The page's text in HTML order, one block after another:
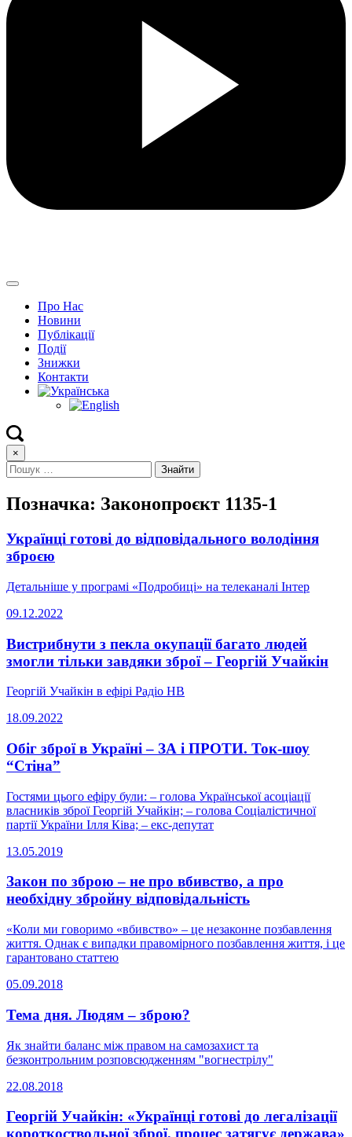
Про Нас
Новини
Публікації
Події
Знижки
Контакти
×
Позначка: Законопроєкт 1135-1
Українці готові до відповідального володіння
зброєю
Детальніше у програмі «Подробиці» на телеканалі Інтер
09.12.2022
Вистрибнути з пекла окупації багато людей
змогли тільки завдяки зброї – Георгій Учайкін
Георгій Учайкін в ефірі Радіо НВ
18.09.2022
Обіг зброї в Україні – ЗА і ПРОТИ. Ток-шоу
“Стіна”
Гостями цього ефіру були: – голова Української асоціації
власників зброї Георгій Учайкін; – голова Соціалістичної
партії України Ілля Ківа; – екс-депутат
13.05.2019
Закон по зброю – не про вбивство, а про
необхідну збройну відповідальність
«Коли ми говоримо «вбивство» – це незаконне позбавлення
життя. Однак є випадки правомірного позбавлення життя, і це
гарантовано статтею
05.09.2018
Тема дня. Людям – зброю?
Як знайти баланс між правом на самозахист та
безконтрольним розповсюдженням "вогнестрілу"
22.08.2018
Георгій Учайкін: «Українці готові до легалізації